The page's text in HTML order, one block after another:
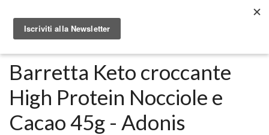
Barretta Keto croccante
High Protein Nocciole e
Cacao 45g - Adonis